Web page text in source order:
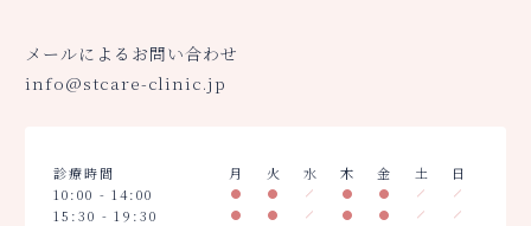
メールによるお問い合わせ
info@stcare-clinic.jp
診療時間 月 火 水 木 金 土
日
10:00 - 14:00
15:30 - 19:30